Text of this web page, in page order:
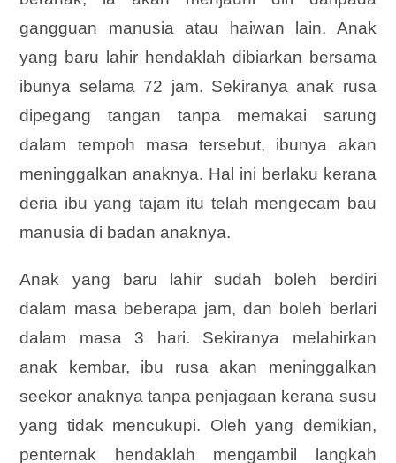
gangguan manusia atau haiwan lain. Anak
yang baru lahir hendaklah dibiarkan bersama
ibunya selama 72 jam. Sekiranya anak rusa
dipegang tangan tanpa memakai sarung
dalam tempoh masa tersebut, ibunya akan
meninggalkan anaknya. Hal ini berlaku kerana
deria ibu yang tajam itu telah mengecam bau
manusia di badan anaknya.
Anak yang baru lahir sudah boleh berdiri
dalam masa beberapa jam, dan boleh berlari
dalam masa 3 hari. Sekiranya melahirkan
anak kembar, ibu rusa akan meninggalkan
seekor anaknya tanpa penjagaan kerana susu
yang tidak mencukupi. Oleh yang demikian,
penternak hendaklah mengambil langkah